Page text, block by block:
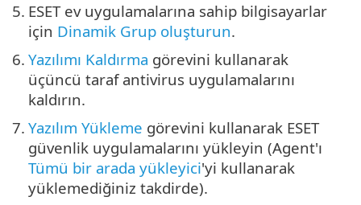
5. ESET ev uygulamalarına sahip bilgisayarlar
için Dinamik Grup oluşturun.
6. Yazılımı Kaldırma görevini kullanarak
üçüncü taraf antivirus uygulamalarını
kaldırın.
7. Yazılım Yükleme görevini kullanarak ESET
güvenlik uygulamalarını yükleyin (Agent'ı
Tümü bir arada yükleyici'yi kullanarak
yüklemediğiniz takdirde).